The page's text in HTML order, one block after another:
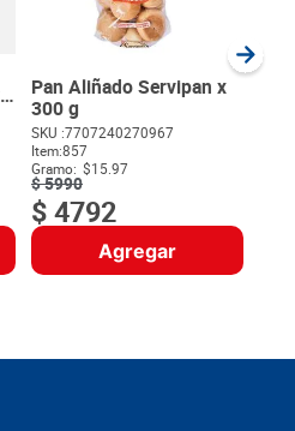
Pan Aliñado Servipan x
300 g
SKU :7707240270967
Item:857
Gramo: $15.97
$5990
$4792
Agregar